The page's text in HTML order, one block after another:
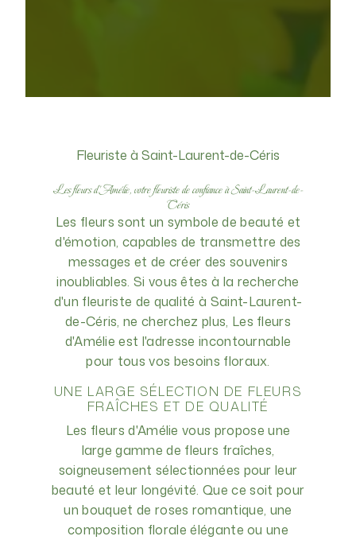
Fleuriste à Saint-Laurent-de-Céris
Les fleurs d'Amélie, votre fleuriste de confiance à Saint-Laurent-de-
Céris
Les fleurs sont un symbole de beauté et
d'émotion, capables de transmettre des
messages et de créer des souvenirs
inoubliables. Si vous êtes à la recherche
d'un fleuriste de qualité à Saint-Laurent-
de-Céris, ne cherchez plus, Les fleurs
d'Amélie est l'adresse incontournable
pour tous vos besoins floraux.
UNE LARGE SÉLECTION DE FLEURS
FRAÎCHES ET DE QUALITÉ
Les fleurs d'Amélie vous propose une
large gamme de fleurs fraîches,
soigneusement sélectionnées pour leur
beauté et leur longévité. Que ce soit pour
un bouquet de roses romantique, une
composition florale élégante ou une